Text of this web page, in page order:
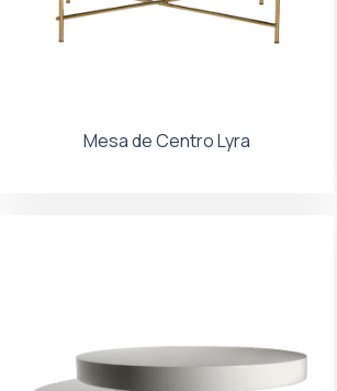
Mesa de Centro Lyra